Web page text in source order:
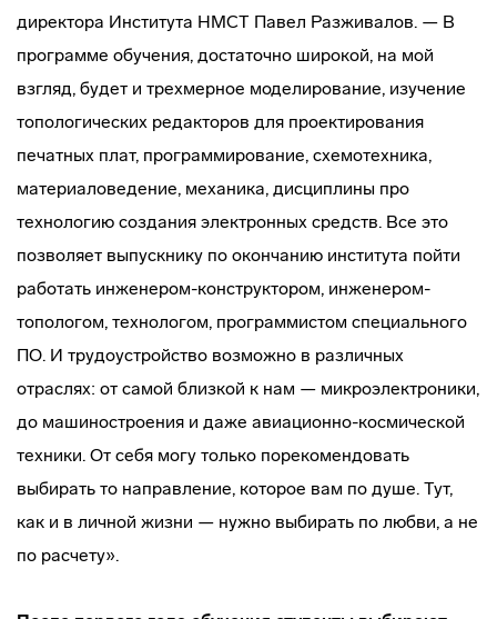
директора Института НМСТ Павел Разживалов. — В
программе обучения, достаточно широкой, на мой
взгляд, будет и трехмерное моделирование, изучение
топологических редакторов для проектирования
печатных плат, программирование, схемотехника,
материаловедение, механика, дисциплины про
технологию создания электронных средств. Все это
позволяет выпускнику по окончанию института пойти
работать инженером-конструктором, инженером-
топологом, технологом, программистом специального
ПО. И трудоустройство возможно в различных
отраслях: от самой близкой к нам — микроэлектроники,
до машиностроения и даже авиационно-космической
техники. От себя могу только порекомендовать
выбирать то направление, которое вам по душе. Тут,
как и в личной жизни — нужно выбирать по любви, а не
по расчету».